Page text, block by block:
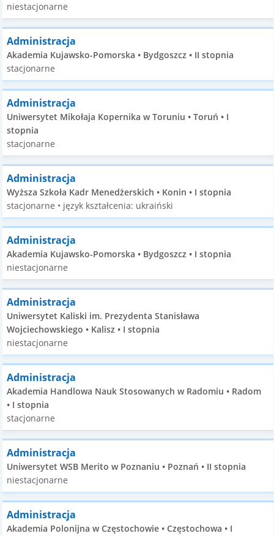
niestacjonarne
Administracja
Akademia Kujawsko-Pomorska • Bydgoszcz • II stopnia
stacjonarne
Administracja
Uniwersytet Mikołaja Kopernika w Toruniu • Toruń • I
stopnia
stacjonarne
Administracja
Wyższa Szkoła Kadr Menedżerskich • Konin • I stopnia
stacjonarne • język kształcenia: ukraiński
Administracja
Akademia Kujawsko-Pomorska • Bydgoszcz • I stopnia
niestacjonarne
Administracja
Uniwersytet Kaliski im. Prezydenta Stanisława
Wojciechowskiego • Kalisz • I stopnia
niestacjonarne
Administracja
Akademia Handlowa Nauk Stosowanych w Radomiu • Radom
• I stopnia
stacjonarne
Administracja
Uniwersytet WSB Merito w Poznaniu • Poznań • II stopnia
niestacjonarne
Administracja
Akademia Polonijna w Częstochowie • Częstochowa • I